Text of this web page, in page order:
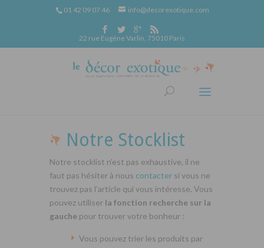
01 42 09 07 46 info@decorexotique.com
22 rue Eugène Varlin, 75010 Paris
Notre Stocklist
Notre stocklist n’est pas exhaustive, il ne
faut pas hésiter à nous contacter si vous ne
trouvez pas l’article qui vous intéresse. Vous
pouvez utiliser la fonction recherche sur la
gauche pour trouver votre bonheur :
Vous pouvez trier les produits par